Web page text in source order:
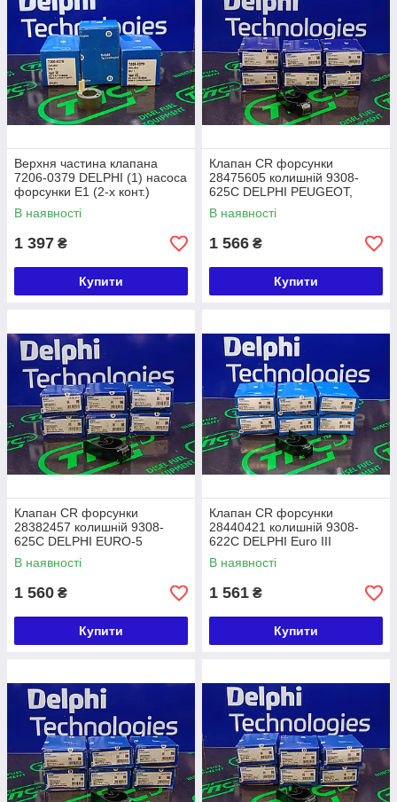
Верхня частина клапана
7206-0379 DELPHI (1) насоса
форсунки E1 (2-х конт.)
Renault Magnum, Volvo
В наявності
1 397 ₴
Купити
Клапан CR форсунки
28475605 колишній 9308-
625C DELPHI PEUGEOT,
CITROEN, FIAT, FORD
FOCUS, MERCEDES,
В наявності
1 566 ₴
Купити
Клапан CR форсунки
28382457 колишній 9308-
625C DELPHI EURO-5
В наявності
1 560 ₴
Купити
Клапан CR форсунки
28440421 колишній 9308-
622C DELPHI Euro III
В наявності
1 561 ₴
Купити